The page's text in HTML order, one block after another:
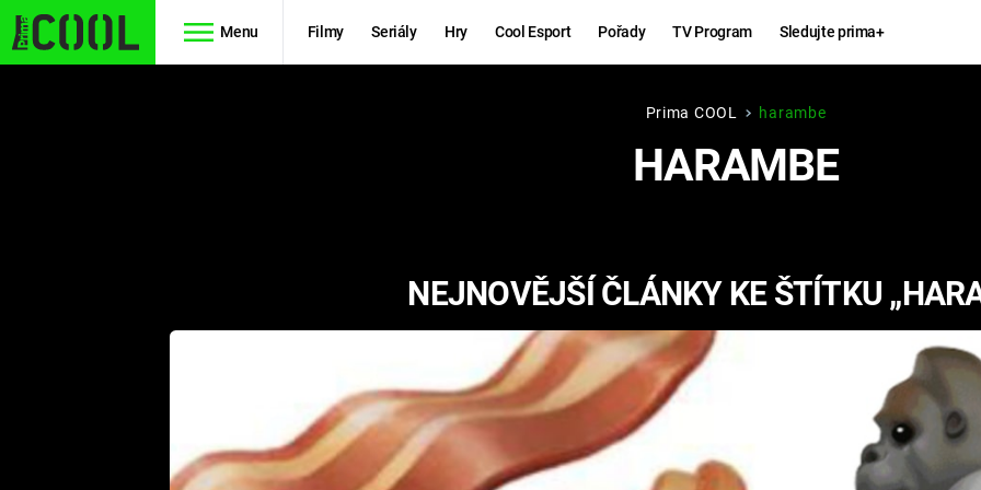
Menu Filmy Seriály Hry Cool Esport Pořady TV Program Sledujte prima+
RYCHLE A
ZBĚSILE 10
PREDÁTOR
Hry
KINGDOM
COME:
DELIVERANCE
ESPORT
CHUCK
NORRIS
Prima COOL harambe
HARAMBE
NEJNOVĚJŠÍ ČLÁNKY KE ŠTÍTKU